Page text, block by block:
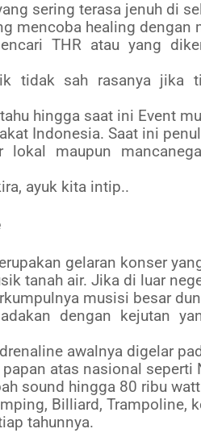
sering terasa jenuh di
mencoba healing dengan
THR atau yang
tidak sah rasanya jika
hingga saat ini Event
Indonesia. Saat ini
lokal maupun
ayuk kita intip..
gelaran konser
tanah air. Jika di luar
musisi besar
dengan kejutan
awalnya digelar
atas nasional seperti
sound hingga 80 ribu
Billiard, Trampoline,
tahunnya.